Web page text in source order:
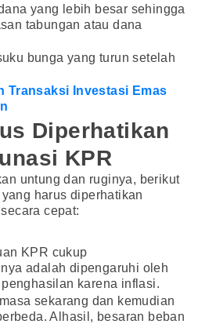
yang lebih besar sehingga
tabungan atau dana
bunga yang turun setelah
Transaksi Investasi Emas
Diperhatikan
KPR
untung dan ruginya, berikut
harus diperhatikan
cepat:
KPR cukup
adalah dipengaruhi oleh
karena inflasi.
sekarang dan kemudian
Alhasil, besaran beban